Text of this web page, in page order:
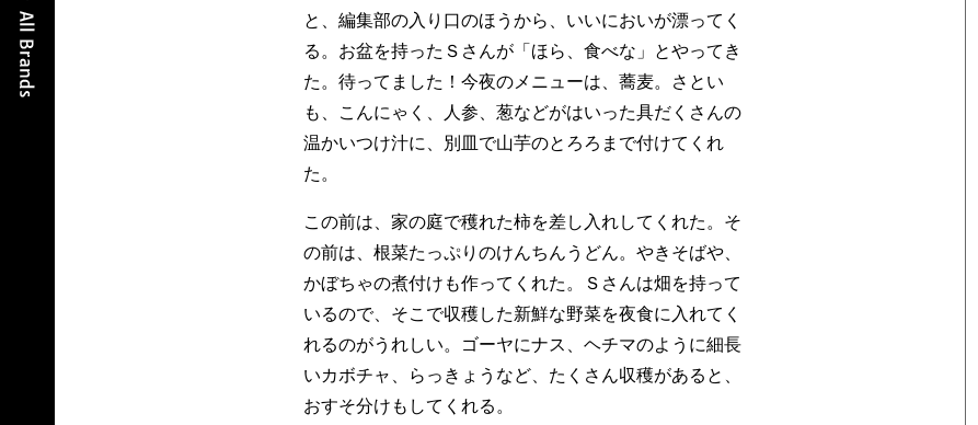
と、編集部の入り口のほうから、いいにおいが漂ってく
る。お盆を持ったＳさんが「ほら、食べな」とやってき
た。待ってました！今夜のメニューは、蕎麦。さとい
も、こんにゃく、人参、葱などがはいった具だくさんの
温かいつけ汁に、別皿で山芋のとろろまで付けてくれ
た。
この前は、家の庭で穫れた柿を差し入れしてくれた。そ
の前は、根菜たっぷりのけんちんうどん。やきそばや、
かぼちゃの煮付けも作ってくれた。Ｓさんは畑を持って
いるので、そこで収穫した新鮮な野菜を夜食に入れてく
れるのがうれしい。ゴーヤにナス、ヘチマのように細長
いカボチャ、らっきょうなど、たくさん収穫があると、
おすそ分けもしてくれる。